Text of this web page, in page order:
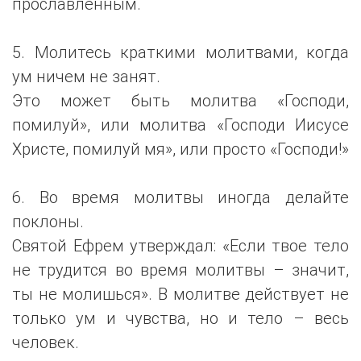
5. Молитесь краткими молитвами, когда
ум ничем не занят.
Это может быть молитва «Господи,
помилуй», или молитва «Господи Иисусе
Христе, помилуй мя», или просто «Господи!»
6. Во время молитвы иногда делайте
поклоны.
Святой Ефрем утверждал: «Если твое тело
не трудится во время молитвы – значит,
ты не молишься». В молитве действует не
только ум и чувства, но и тело – весь
человек.